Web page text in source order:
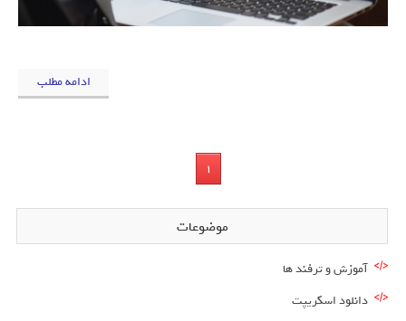
ادامه مطلب
1
موضوعات
آموزش و ترفند ها
دانلود اسکریپت